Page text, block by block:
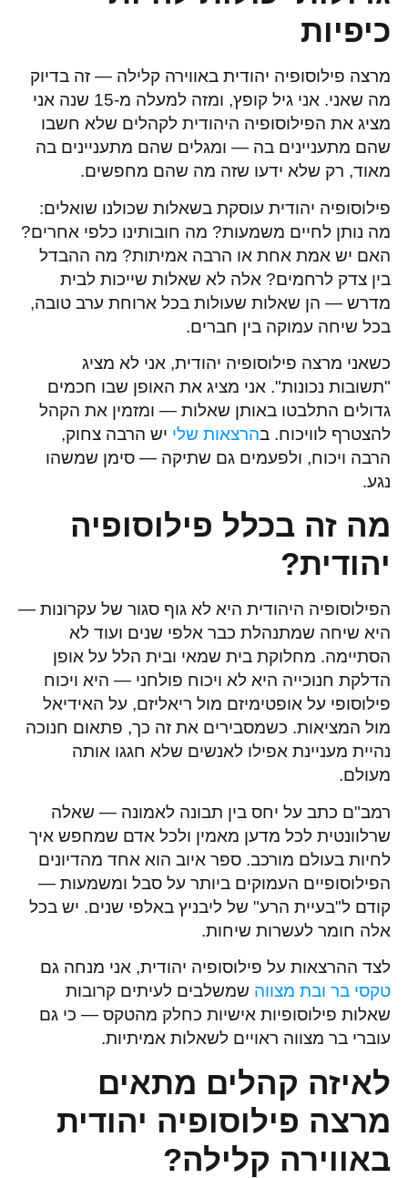
כיפיות
מרצה פילוסופיה יהודית באווירה קלילה — זה בדיוק
מה שאני. אני גיל קופץ, ומזה למעלה מ-15 שנה אני
מציג את הפילוסופיה היהודית לקהלים שלא חשבו
שהם מתעניינים בה — ומגלים שהם מתעניינים בה
מאוד, רק שלא ידעו שזה מה שהם מחפשים.
פילוסופיה יהודית עוסקת בשאלות שכולנו שואלים:
מה נותן לחיים משמעות? מה חובותינו כלפי אחרים?
האם יש אמת אחת או הרבה אמיתות? מה ההבדל
בין צדק לרחמים? אלה לא שאלות שייכות לבית
מדרש — הן שאלות שעולות בכל ארוחת ערב טובה,
בכל שיחה עמוקה בין חברים.
כשאני מרצה פילוסופיה יהודית, אני לא מציג
"תשובות נכונות". אני מציג את האופן שבו חכמים
גדולים התלבטו באותן שאלות — ומזמין את הקהל
להצטרף לוויכוח. בהרצאות שלי יש הרבה צחוק,
הרבה ויכוח, ולפעמים גם שתיקה — סימן שמשהו
נגע.
מה זה בכלל פילוסופיה
יהודית?
הפילוסופיה היהודית היא לא גוף סגור של עקרונות —
היא שיחה שמתנהלת כבר אלפי שנים ועוד לא
הסתיימה. מחלוקת בית שמאי ובית הלל על אופן
הדלקת חנוכייה היא לא ויכוח פולחני — היא ויכוח
פילוסופי על אופטימיזם מול ריאליזם, על האידיאל
מול המציאות. כשמסבירים את זה כך, פתאום חנוכה
נהיית מעניינת אפילו לאנשים שלא חגגו אותה
מעולם.
רמב"ם כתב על יחס בין תבונה לאמונה — שאלה
שרלוונטית לכל מדען מאמין ולכל אדם שמחפש איך
לחיות בעולם מורכב. ספר איוב הוא אחד מהדיונים
הפילוסופיים העמוקים ביותר על סבל ומשמעות —
קודם ל"בעיית הרע" של ליבניץ באלפי שנים. יש בכל
אלה חומר לעשרות שיחות.
לצד ההרצאות על פילוסופיה יהודית, אני מנחה גם
טקסי בר ובת מצווה שמשלבים לעיתים קרובות
שאלות פילוסופיות אישיות כחלק מהטקס — כי גם
עוברי בר מצווה ראויים לשאלות אמיתיות.
לאיזה קהלים מתאים
מרצה פילוסופיה יהודית
באווירה קלילה?